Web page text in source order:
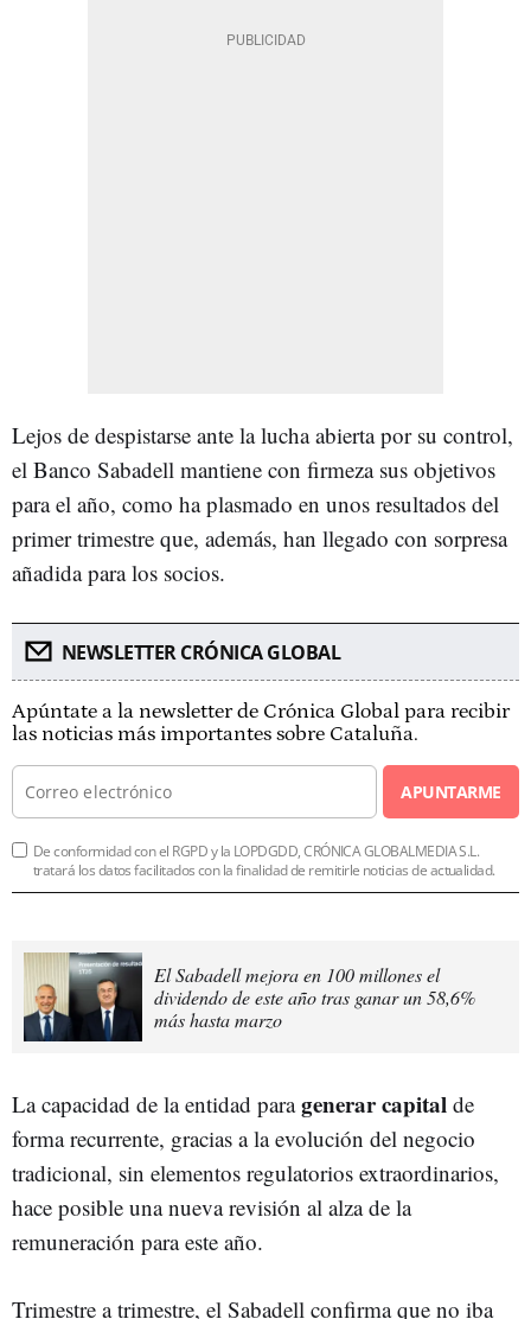
Lejos de despistarse ante la lucha abierta por su control,
el Banco Sabadell mantiene con firmeza sus objetivos
para el año, como ha plasmado en unos resultados del
primer trimestre que, además, han llegado con sorpresa
añadida para los socios.
NEWSLETTER CRÓNICA GLOBAL
Apúntate a la newsletter de Crónica Global para recibir
las noticias más importantes sobre Cataluña.
APUNTARME
De conformidad con el RGPD y la LOPDGDD, CRÓNICA GLOBALMEDIA S.L.
tratará los datos facilitados con la finalidad de remitirle noticias de actualidad.
El Sabadell mejora en 100 millones el
dividendo de este año tras ganar un 58,6%
más hasta marzo
La capacidad de la entidad paragenerar capital de
forma recurrente, gracias a la evolución del negocio
tradicional, sin elementos regulatorios extraordinarios,
hace posible una nueva revisión al alza de la
remuneración para este año.
Trimestre a trimestre, el Sabadell confirma que no iba